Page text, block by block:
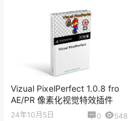
Vizual PixelPerfect 1.0.8 fro
AE/PR 像素化视觉特效插件
24年10月5日 0 548